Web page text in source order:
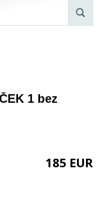
1 bez
185 EUR